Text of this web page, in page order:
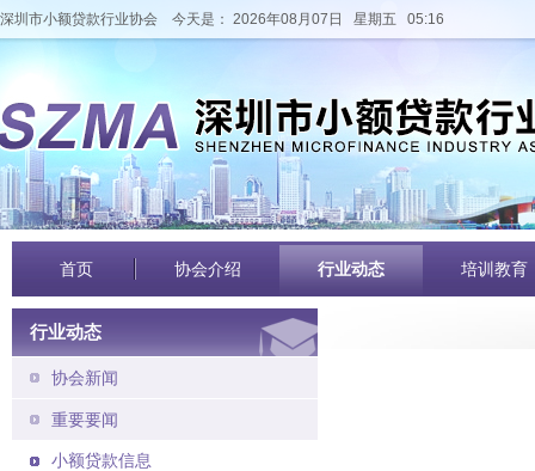
深圳市小额贷款行业协会 今天是： 2026年08月07日 星期五 05:16
首页 协会介绍 行业动态 培训教育
行业动态
协会新闻
重要要闻
小额贷款信息